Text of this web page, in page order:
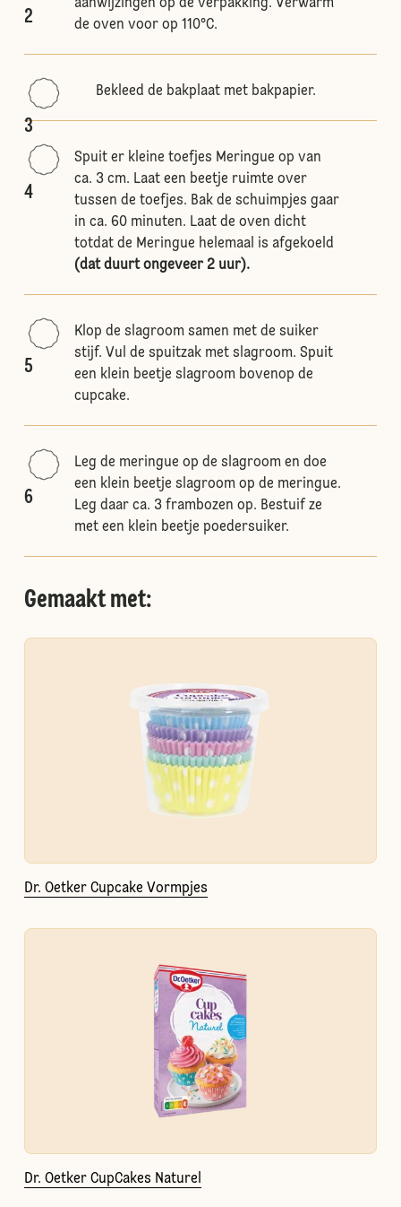
2
aanwijzingen op de verpakking. Verwarm
de oven voor op 110°C.
3
Bekleed de bakplaat met bakpapier.
4
Spuit er kleine toefjes Meringue op van
ca. 3 cm. Laat een beetje ruimte over
tussen de toefjes. Bak de schuimpjes gaar
in ca. 60 minuten. Laat de oven dicht
totdat de Meringue helemaal is afgekoeld
(dat duurt ongeveer 2 uur).
5
Klop de slagroom samen met de suiker
stijf. Vul de spuitzak met slagroom. Spuit
een klein beetje slagroom bovenop de
cupcake.
6
Leg de meringue op de slagroom en doe
een klein beetje slagroom op de meringue.
Leg daar ca. 3 frambozen op. Bestuif ze
met een klein beetje poedersuiker.
Gemaakt met:
Dr. Oetker Cupcake Vormpjes
Dr. Oetker CupCakes Naturel